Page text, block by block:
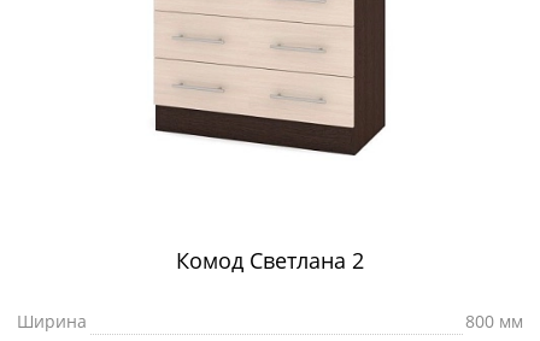
Комод Светлана 2
Ширина
800 мм